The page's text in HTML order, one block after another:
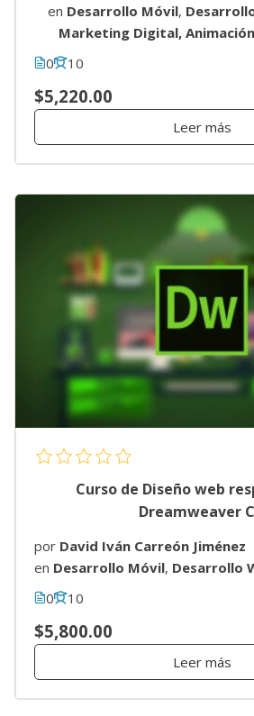
en Desarrollo Móvil,
Marketing Digital,
0
10
$5,220.00
Leer más
Curso de Diseño web
Dreamweaver
por David Iván Carreón Jiménez
en Desarrollo Móvil, Desarrollo
0
10
$5,800.00
Leer más